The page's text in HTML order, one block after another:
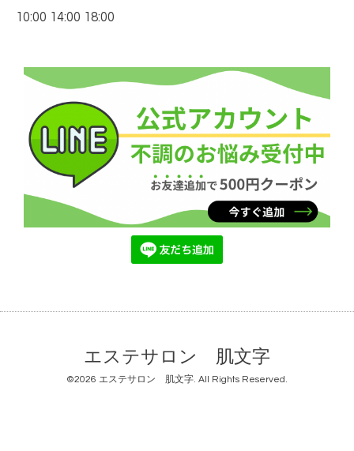
10:00 14:00 18:00
エステサロン 肌文字
©2026 エステサロン 肌文字. All Rights Reserved.